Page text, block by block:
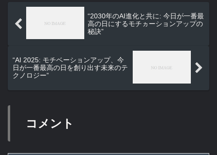
“2030年のAI進化と共に: 今日が一番最
高の日にするモチヵーションアップの
秘訣”
“AI 2025: モチベーションアップ、今
日が一番最高の日を創り出す未来のテ
クノロジー”
コメント